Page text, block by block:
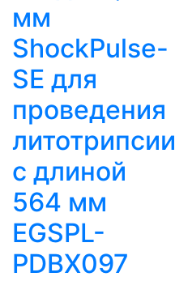
мм
ShockPulse-
SE для
проведения
литотрипсии
с длиной
564 мм
EGSPL-
PDBX097